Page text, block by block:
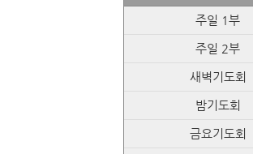
주일 1부
주일 2부
새벽기도회
밤기도회
금요기도회